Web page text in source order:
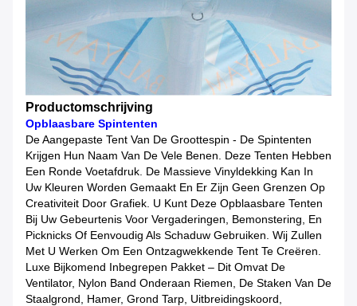
Productomschrijving
Opblaasbare Spintenten
De Aangepaste Tent Van De Groottespin - De Spintenten
Krijgen Hun Naam Van De Vele Benen. Deze Tenten Hebben
Een Ronde Voetafdruk. De Massieve Vinyldekking Kan In
Uw Kleuren Worden Gemaakt En Er Zijn Geen Grenzen Op
Creativiteit Door Grafiek. U Kunt Deze Opblaasbare Tenten
Bij Uw Gebeurtenis Voor Vergaderingen, Bemonstering, En
Picknicks Of Eenvoudig Als Schaduw Gebruiken. Wij Zullen
Met U Werken Om Een Ontzagwekkende Tent Te Creëren.
Luxe Bijkomend Inbegrepen Pakket – Dit Omvat De
Ventilator, Nylon Band Onderaan Riemen, De Staken Van De
Staalgrond, Hamer, Grond Tarp, Uitbreidingskoord,